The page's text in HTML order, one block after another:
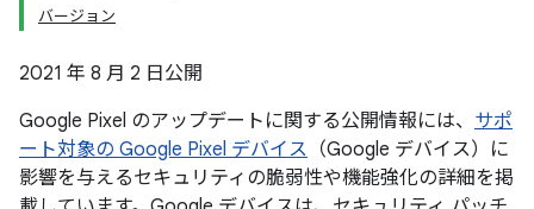
バージョン
2021 年 8 月 2 日公開
Google Pixel のアップデートに関する公開情報には、 サポ
ート対象の Google Pixel デバイス （Google デバイス）に
影響を与えるセキュリティの脆弱性や機能強化の詳細を掲